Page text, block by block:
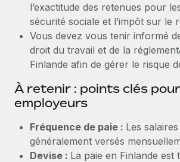
l’exactitude des retenues pour
sécurité sociale et l’impôt sur le
Vous devez vous tenir informé
droit du travail et de la
Finlande afin de gérer le risque
À retenir : points clés
employeurs
Fréquence de paie : Les
généralement versés
Devise : La paie en Finlande est